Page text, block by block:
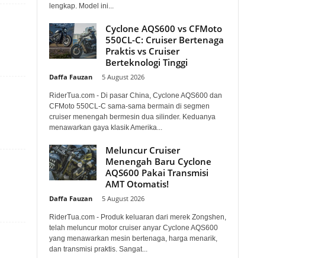
lengkap. Model ini...
Cyclone AQS600 vs CFMoto
550CL-C: Cruiser Bertenaga
Praktis vs Cruiser
Berteknologi Tinggi
Daffa Fauzan 5 August 2026
RiderTua.com - Di pasar China, Cyclone AQS600 dan
CFMoto 550CL-C sama-sama bermain di segmen
cruiser menengah bermesin dua silinder. Keduanya
menawarkan gaya klasik Amerika...
Meluncur Cruiser
Menengah Baru Cyclone
AQS600 Pakai Transmisi
AMT Otomatis!
Daffa Fauzan 5 August 2026
RiderTua.com - Produk keluaran dari merek Zongshen,
telah meluncur motor cruiser anyar Cyclone AQS600
yang menawarkan mesin bertenaga, harga menarik,
dan transmisi praktis. Sangat...